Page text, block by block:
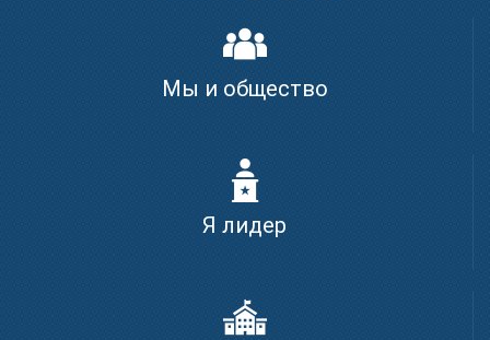
Мы и общество
Я лидер